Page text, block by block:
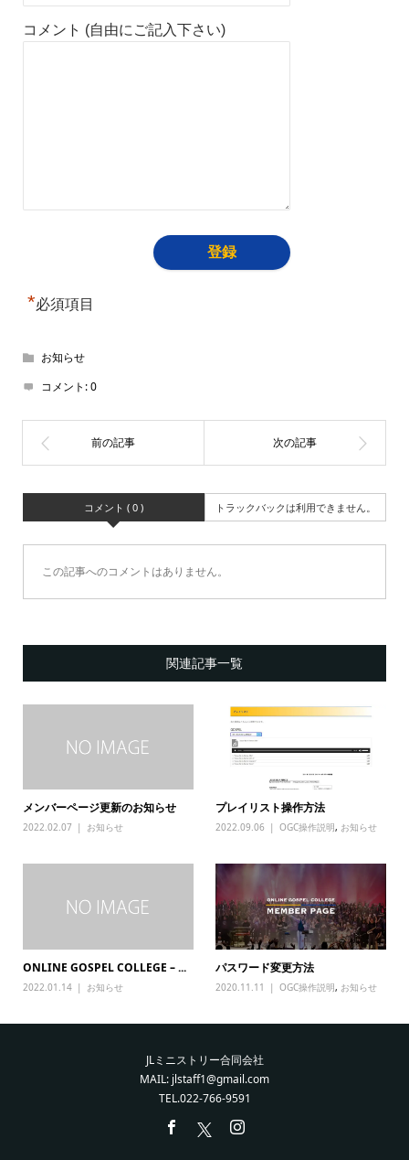
コメント (自由にご記入下さい)
*必須項目
お知らせ
コメント:0
コメント ( 0 ) トラックバックは利用できません。
この記事へのコメントはありません。
関連記事一覧
メンバーページ更新のお知らせ
2022.02.07 お知らせ
プレイリスト操作方法
2022.09.06 OGC操作説明, お知らせ
ONLINE GOSPEL COLLEGE – ...
2022.01.14 お知らせ
パスワード変更方法
2020.11.11 OGC操作説明, お知らせ
JLミニストリー合同会社
MAIL: jlstaff1@gmail.com
TEL.022-766-9591